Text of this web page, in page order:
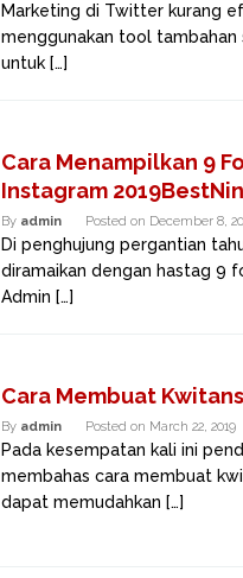
Marketing di Twitter kurang
menggunakan tool
untuk […]
Cara Menampilkan 9
Instagram
By admin Posted on December 8,
Di penghujung pergantian
diramaikan dengan hastag 9
Admin […]
Cara Membuat
By admin Posted on March 22, 2019
Pada kesempatan kali ini
membahas cara membuat
dapat memudahkan […]